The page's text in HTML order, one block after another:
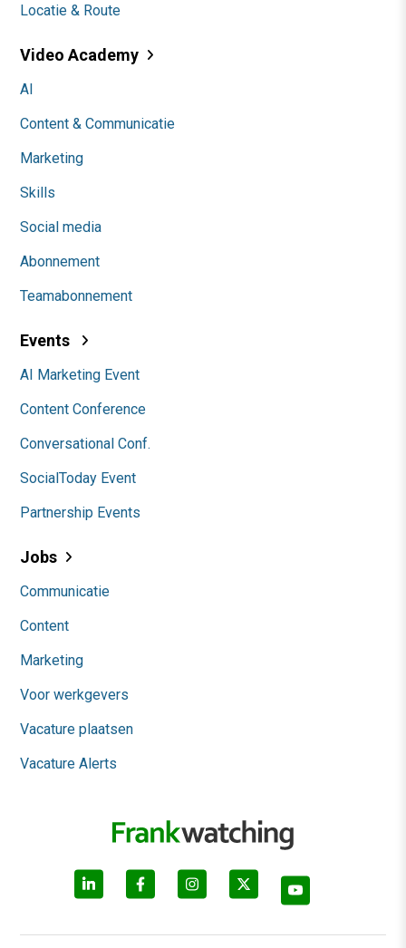
Locatie & Route
Video Academy
AI
Content & Communicatie
Marketing
Skills
Social media
Abonnement
Teamabonnement
Events
AI Marketing Event
Content Conference
Conversational Conf.
SocialToday Event
Partnership Events
Jobs
Communicatie
Content
Marketing
Voor werkgevers
Vacature plaatsen
Vacature Alerts